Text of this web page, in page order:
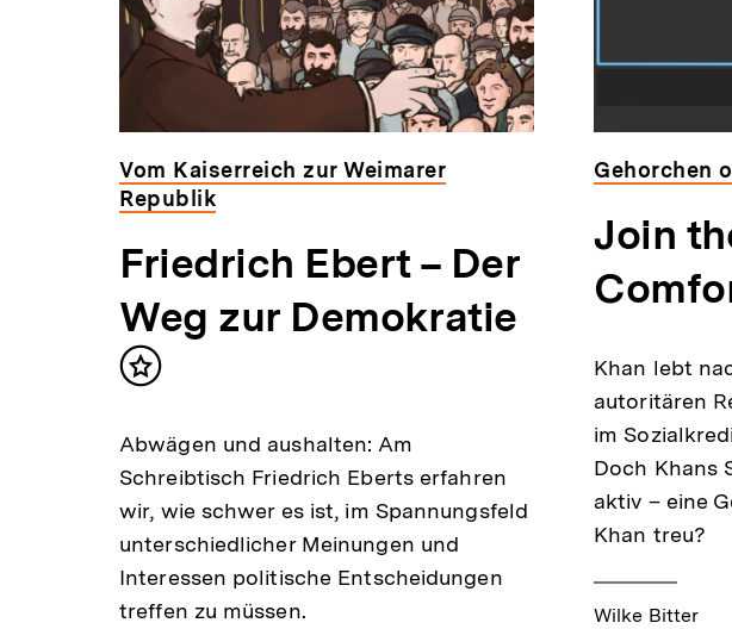
Vom Kaiserreich zur Weimarer
Republik
Friedrich Ebert – Der
Weg zur Demokratie
Inhalt
Abwägen und aushalten: Am
Schreibtisch Friedrich Eberts erfahren
wir, wie schwer es ist, im Spannungsfeld
unterschiedlicher Meinungen und
Interessen politische Entscheidungen
treffen zu müssen.
Gehorchen
Join
Khan lebt
autoritären
im
Doch Khans
aktiv – eine
Khan treu?
Wilke Bitter